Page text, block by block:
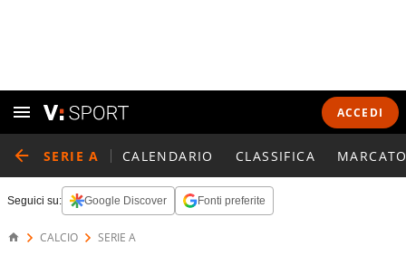
ACCEDI
SERIE A CALENDARIO CLASSIFICA
Seguici su: Google Discover Fonti preferite
CALCIO SERIE A